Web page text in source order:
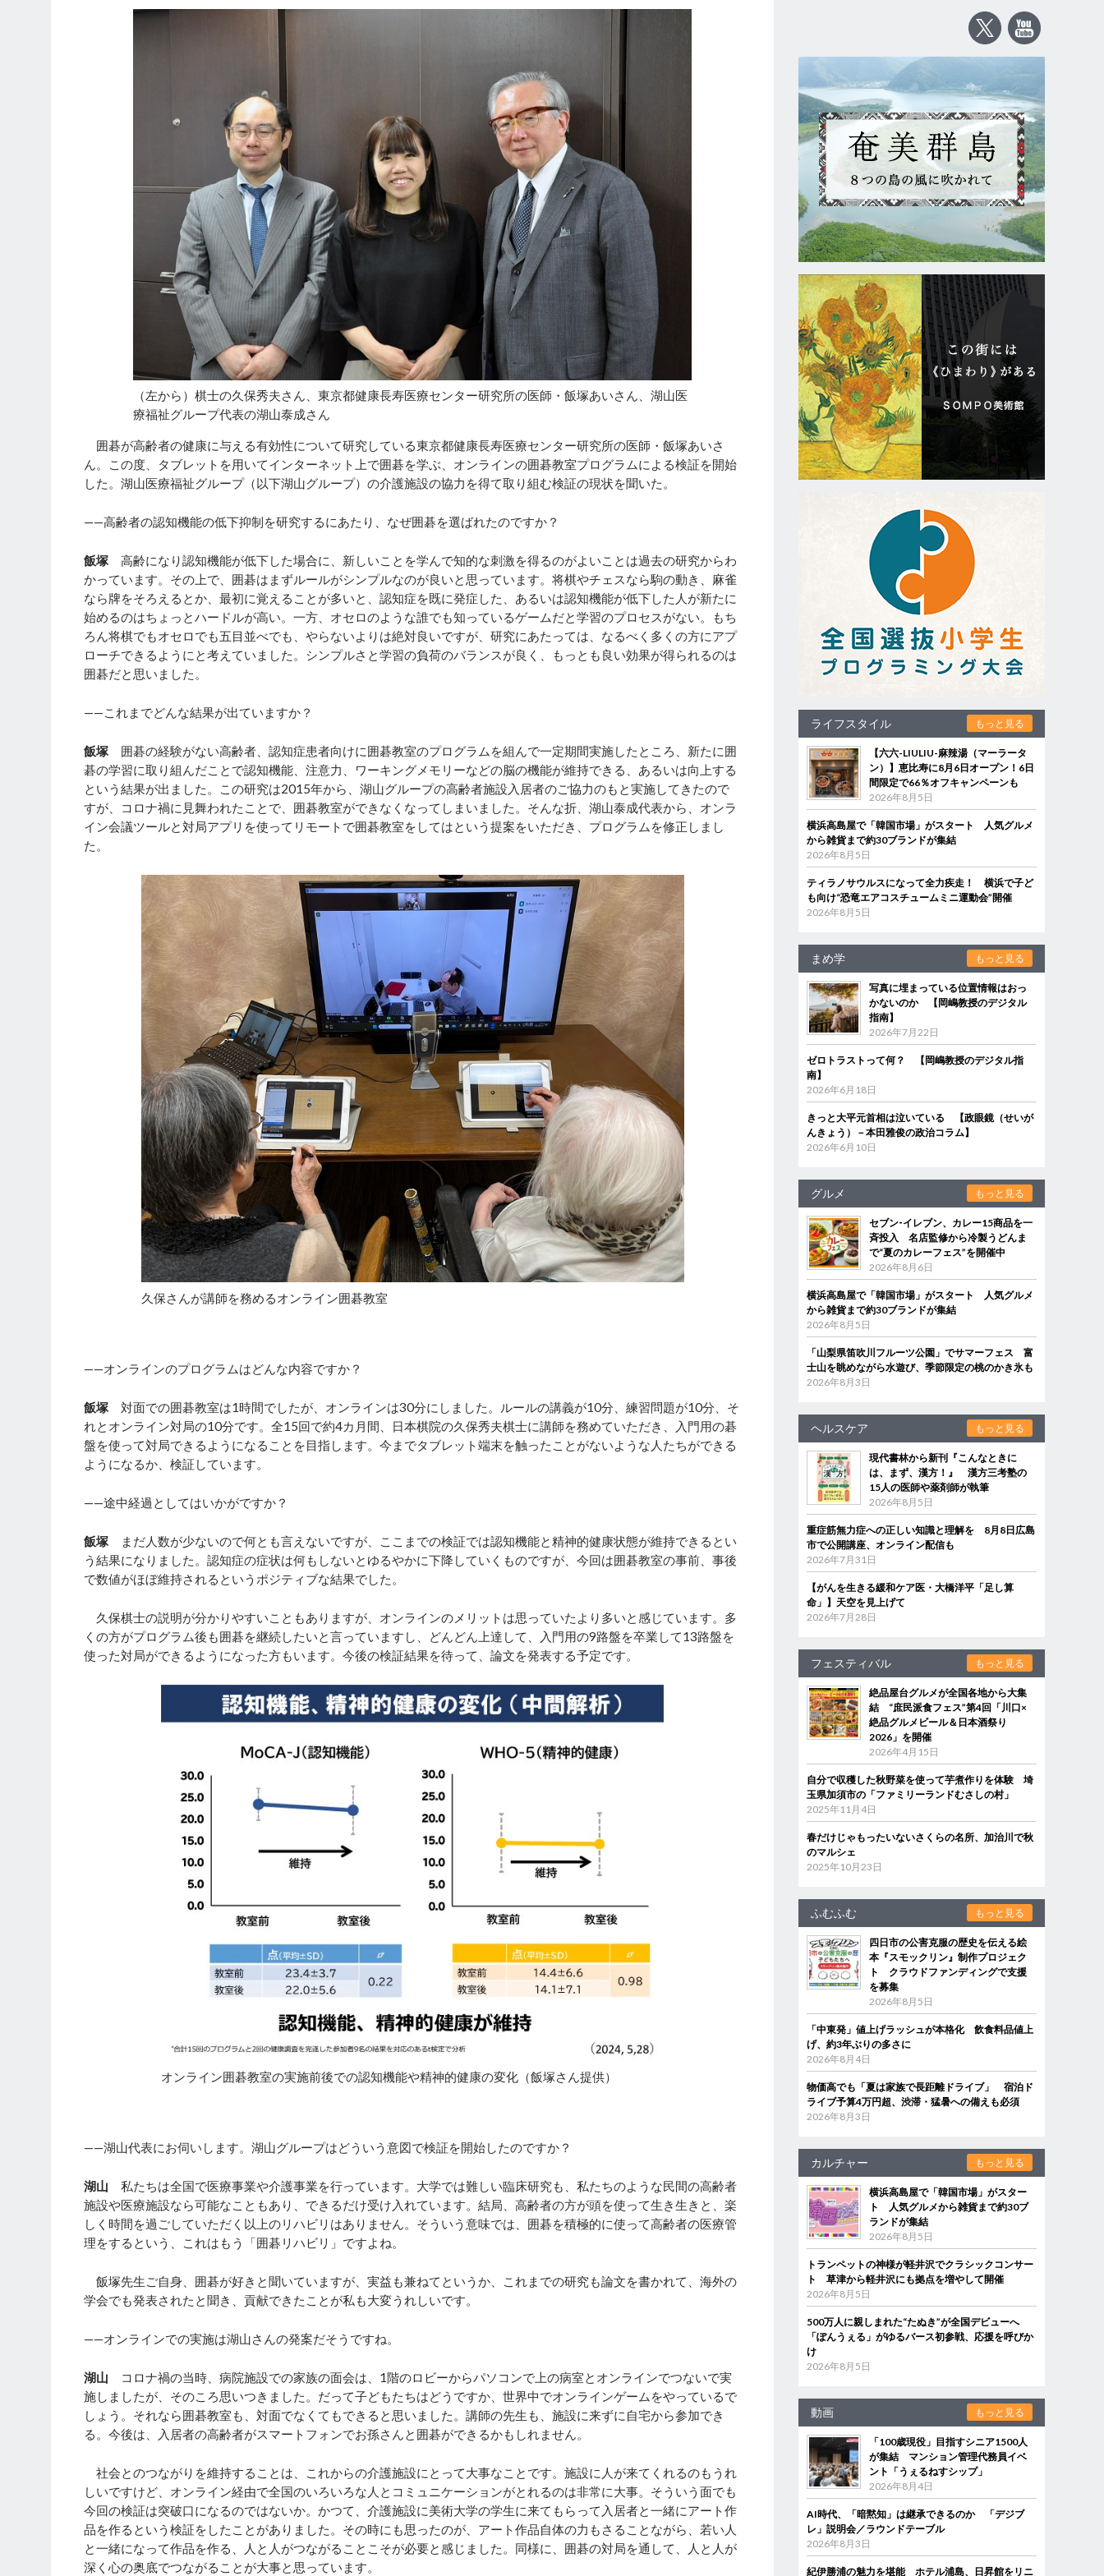
（左から）棋士の久保秀夫さん、東京都健康長寿医療センター研究所の医師・飯塚あいさん、湖山医
療福祉グループ代表の湖山泰成さん
囲碁が高齢者の健康に与える有効性について研究している東京都健康長寿医療センター研究所の医師・飯塚あいさ
ん。この度、タブレットを用いてインターネット上で囲碁を学ぶ、オンラインの囲碁教室プログラムによる検証を開始
した。湖山医療福祉グループ（以下湖山グループ）の介護施設の協力を得て取り組む検証の現状を聞いた。
——高齢者の認知機能の低下抑制を研究するにあたり、なぜ囲碁を選ばれたのですか？
飯塚 高齢になり認知機能が低下した場合に、新しいことを学んで知的な刺激を得るのがよいことは過去の研究からわ
かっています。その上で、囲碁はまずルールがシンプルなのが良いと思っています。将棋やチェスなら駒の動き、麻雀
なら牌をそろえるとか、最初に覚えることが多いと、認知症を既に発症した、あるいは認知機能が低下した人が新たに
始めるのはちょっとハードルが高い。一方、オセロのような誰でも知っているゲームだと学習のプロセスがない。もち
ろん将棋でもオセロでも五目並べでも、やらないよりは絶対良いですが、研究にあたっては、なるべく多くの方にアプ
ローチできるようにと考えていました。シンプルさと学習の負荷のバランスが良く、もっとも良い効果が得られるのは
囲碁だと思いました。
——これまでどんな結果が出ていますか？
飯塚 囲碁の経験がない高齢者、認知症患者向けに囲碁教室のプログラムを組んで一定期間実施したところ、新たに囲
碁の学習に取り組んだことで認知機能、注意力、ワーキングメモリーなどの脳の機能が維持できる、あるいは向上する
という結果が出ました。この研究は2015年から、湖山グループの高齢者施設入居者のご協力のもと実施してきたので
すが、コロナ禍に見舞われたことで、囲碁教室ができなくなってしまいました。そんな折、湖山泰成代表から、オンラ
イン会議ツールと対局アプリを使ってリモートで囲碁教室をしてはという提案をいただき、プログラムを修正しまし
た。
久保さんが講師を務めるオンライン囲碁教室
——オンラインのプログラムはどんな内容ですか？
飯塚 対面での囲碁教室は1時間でしたが、オンラインは30分にしました。ルールの講義が10分、練習問題が10分、そ
れとオンライン対局の10分です。全15回で約4カ月間、日本棋院の久保秀夫棋士に講師を務めていただき、入門用の碁
盤を使って対局できるようになることを目指します。今までタブレット端末を触ったことがないような人たちができる
ようになるか、検証しています。
——途中経過としてはいかがですか？
飯塚 まだ人数が少ないので何とも言えないですが、ここまでの検証では認知機能と精神的健康状態が維持できるとい
う結果になりました。認知症の症状は何もしないとゆるやかに下降していくものですが、今回は囲碁教室の事前、事後
で数値がほぼ維持されるというポジティブな結果でした。
久保棋士の説明が分かりやすいこともありますが、オンラインのメリットは思っていたより多いと感じています。多
くの方がプログラム後も囲碁を継続したいと言っていますし、どんどん上達して、入門用の9路盤を卒業して13路盤を
使った対局ができるようになった方もいます。今後の検証結果を待って、論文を発表する予定です。
オンライン囲碁教室の実施前後での認知機能や精神的健康の変化（飯塚さん提供）
——湖山代表にお伺いします。湖山グループはどういう意図で検証を開始したのですか？
湖山 私たちは全国で医療事業や介護事業を行っています。大学では難しい臨床研究も、私たちのような民間の高齢者
施設や医療施設なら可能なこともあり、できるだけ受け入れています。結局、高齢者の方が頭を使って生き生きと、楽
しく時間を過ごしていただく以上のリハビリはありません。そういう意味では、囲碁を積極的に使って高齢者の医療管
理をするという、これはもう「囲碁リハビリ」ですよね。
飯塚先生ご自身、囲碁が好きと聞いていますが、実益も兼ねてというか、これまでの研究も論文を書かれて、海外の
学会でも発表されたと聞き、貢献できたことが私も大変うれしいです。
——オンラインでの実施は湖山さんの発案だそうですね。
湖山 コロナ禍の当時、病院施設での家族の面会は、1階のロビーからパソコンで上の病室とオンラインでつないで実
施しましたが、そのころ思いつきました。だって子どもたちはどうですか、世界中でオンラインゲームをやっているで
しょう。それなら囲碁教室も、対面でなくてもできると思いました。講師の先生も、施設に来ずに自宅から参加でき
る。今後は、入居者の高齢者がスマートフォンでお孫さんと囲碁ができるかもしれません。
社会とのつながりを維持することは、これからの介護施設にとって大事なことです。施設に人が来てくれるのもうれ
しいですけど、オンライン経由で全国のいろいろな人とコミュニケーションがとれるのは非常に大事。そういう面でも
今回の検証は突破口になるのではないか。かつて、介護施設に美術大学の学生に来てもらって入居者と一緒にアート作
品を作るという検証をしたことがありました。その時にも思ったのが、アート作品自体の力もさることながら、若い人
と一緒になって作品を作る、人と人がつながることこそが必要と感じました。同様に、囲碁の対局を通して、人と人が
深く心の奥底でつながることが大事と思っています。
ライフスタイル もっと見る
【六六-LIULIU-麻辣湯（マーラータ
ン）】恵比寿に8月6日オープン！6日
間限定で66％オフキャンペーンも
2026年8月5日
横浜高島屋で「韓国市場」がスタート 人気グルメ
から雑貨まで約30ブランドが集結
2026年8月5日
ティラノサウルスになって全力疾走！ 横浜で子ど
も向け“恐竜エアコスチュームミニ運動会”開催
2026年8月5日
まめ学 もっと見る
写真に埋まっている位置情報はおっ
かないのか 【岡嶋教授のデジタル
指南】
2026年7月22日
ゼロトラストって何？ 【岡嶋教授のデジタル指
南】
2026年6月18日
きっと大平元首相は泣いている 【政眼鏡（せいが
んきょう）－本田雅俊の政治コラム】
2026年6月10日
グルメ もっと見る
セブン‐イレブン、カレー15商品を一
斉投入 名店監修から冷製うどんま
で“夏のカレーフェス”を開催中
2026年8月6日
横浜高島屋で「韓国市場」がスタート 人気グルメ
から雑貨まで約30ブランドが集結
2026年8月5日
「山梨県笛吹川フルーツ公園」でサマーフェス 富
士山を眺めながら水遊び、季節限定の桃のかき氷も
2026年8月3日
ヘルスケア もっと見る
現代書林から新刊『こんなときに
は、まず、漢方！』 漢方三考塾の
15人の医師や薬剤師が執筆
2026年8月5日
重症筋無力症への正しい知識と理解を 8月8日広島
市で公開講座、オンライン配信も
2026年7月31日
【がんを生きる緩和ケア医・大橋洋平「足し算
命」】天空を見上げて
2026年7月28日
フェスティバル もっと見る
絶品屋台グルメが全国各地から大集
結 “庶民派食フェス”第4回「川口×
絶品グルメビール＆日本酒祭り
2026」を開催
2026年4月15日
自分で収穫した秋野菜を使って芋煮作りを体験 埼
玉県加須市の「ファミリーランドむさしの村」
2025年11月4日
春だけじゃもったいないさくらの名所、加治川で秋
のマルシェ
2025年10月23日
ふむふむ もっと見る
四日市の公害克服の歴史を伝える絵
本『スモックリン』制作プロジェク
ト クラウドファンディングで支援
を募集
2026年8月5日
「中東発」値上げラッシュが本格化 飲食料品値上
げ、約3年ぶりの多さに
2026年8月4日
物価高でも「夏は家族で長距離ドライブ」 宿泊ド
ライブ予算4万円超、渋滞・猛暑への備えも必須
2026年8月3日
カルチャー もっと見る
横浜高島屋で「韓国市場」がスター
ト 人気グルメから雑貨まで約30ブ
ランドが集結
2026年8月5日
トランペットの神様が軽井沢でクラシックコンサー
ト 草津から軽井沢にも拠点を増やして開催
2026年8月5日
500万人に親しまれた“たぬき”が全国デビューへ
「ぽんうぇる」がゆるバース初参戦、応援を呼びか
け
2026年8月5日
動画 もっと見る
「100歳現役」目指すシニア1500人
が集結 マンション管理代務員イベ
ント「うぇるねすシップ」
2026年8月4日
AI時代、「暗黙知」は継承できるのか 「デジブ
レ」説明会／ラウンドテーブル
2026年8月3日
紀伊勝浦の魅力を堪能 ホテル浦島、日昇館をリニ